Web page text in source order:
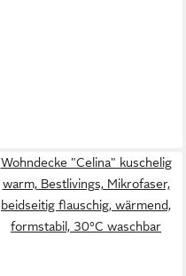
Wohndecke "Celina" kuschelig
warm, Bestlivings, Mikrofaser,
beidseitig flauschig, wärmend,
formstabil, 30°C waschbar